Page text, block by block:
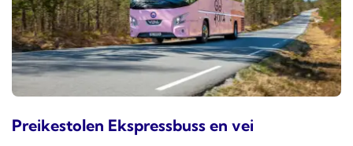
Preikestolen Ekspressbuss en vei